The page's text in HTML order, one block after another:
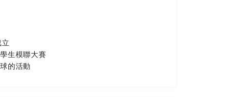
生模聯大賽
的活動